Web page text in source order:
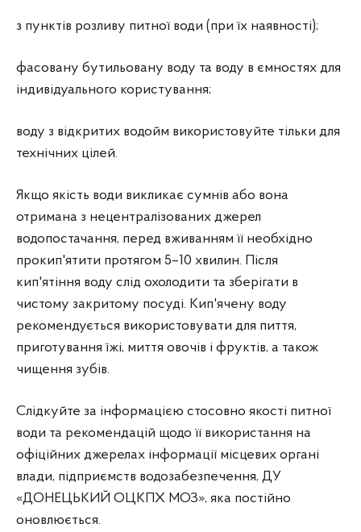
з пунктів розливу питної води (при їх наявності);
фасовану бутильовану воду та воду в ємностях для
індивідуального користування;
воду з відкритих водойм використовуйте тільки для
технічних цілей.
Якщо якість води викликає сумнів або вона
отримана з нецентралізованих джерел
водопостачання, перед вживанням її необхідно
прокип'ятити протягом 5–10 хвилин. Після
кип'ятіння воду слід охолодити та зберігати в
чистому закритому посуді. Кип'ячену воду
рекомендується використовувати для пиття,
приготування їжі, миття овочів і фруктів, а також
чищення зубів.
Слідкуйте за інформацією стосовно якості питної
води та рекомендацій щодо її використання на
офіційних джерелах інформації місцевих органі
влади, підприємств водозабезпечення, ДУ
«ДОНЕЦЬКИЙ ОЦКПХ МОЗ», яка постійно
оновлюється.